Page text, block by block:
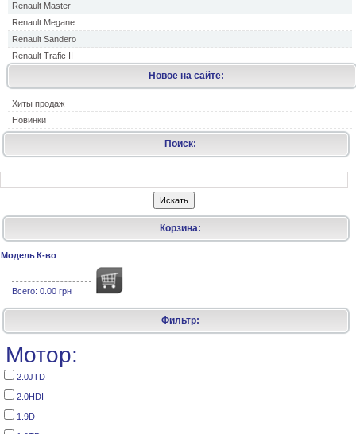
Renault Master
Renault Megane
Renault Sandero
Renault Trafic II
Новое на сайте:
Хиты продаж
Новинки
Поиск:
Корзина:
Модель К-во
Всего: 0.00 грн
Фильтр:
Мотор:
2.0JTD
2.0HDI
1.9D